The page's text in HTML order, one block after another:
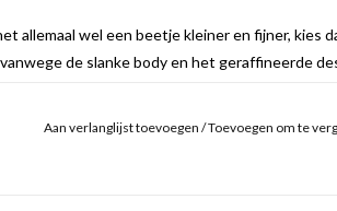
allemaal wel een beetje kleiner en fijner, kies
de slanke body en het geraffineerde
Aan verlanglijst toevoegen /Toevoegen om te